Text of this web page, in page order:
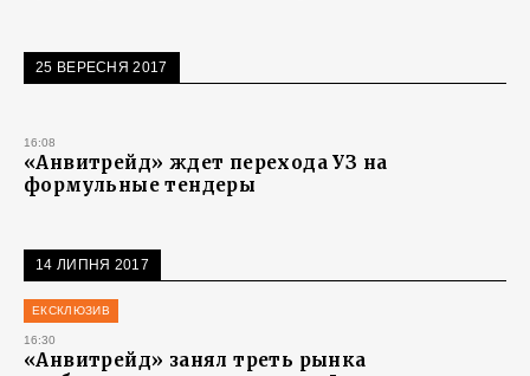
25 ВЕРЕСНЯ 2017
16:08
«Анвитрейд» ждет перехода УЗ на
формульные тендеры
14 ЛИПНЯ 2017
ЕКСКЛЮЗИВ
16:30
«Анвитрейд» занял треть рынка